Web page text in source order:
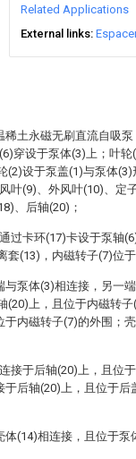
Related Applications
External links
稀土永磁无刷直流自吸
穿设于泵体(3)上；叶
(2)设于泵盖(1)与泵体
叶(9)、外风叶(10)、定
、后轴(20)；
过卡环(17)卡设于泵轴
套(13)，内磁转子(7)位
与泵体(3)相连接，另一
(20)上，且位于内磁转
于内磁转子(7)的外围；
接于后轴(20)上，且位
于后轴(20)上，且位于
体(14)相连接，且位于泵